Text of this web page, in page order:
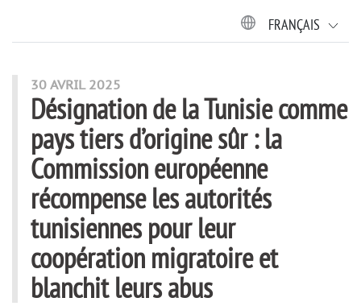
FRANÇAIS
30 AVRIL 2025
Désignation de la Tunisie comme
pays tiers d’origine sûr : la
Commission européenne
récompense les autorités
tunisiennes pour leur
coopération migratoire et
blanchit leurs abus